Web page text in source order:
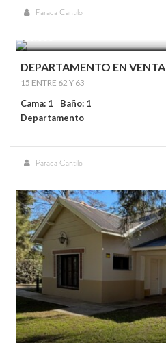
Parada Cantilo
DEPARTAMENTO EN VENTA
15 ENTRE 62 Y 63
Cama: 1
Baño: 1
Departamento
Parada Cantilo